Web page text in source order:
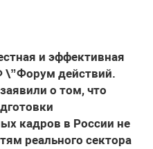
и эффективная
действий.
о том, что
кадров в России не
реального сектора